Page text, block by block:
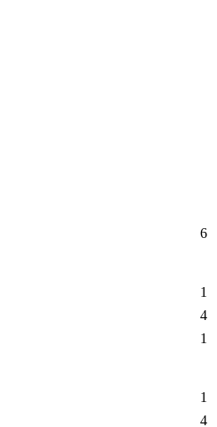
6
1
4
1
1
4